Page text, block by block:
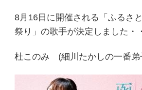
8月16日に開催される「ふるさ
祭り」の歌手が決定しました・
杜このみ (細川たかしの一番弟